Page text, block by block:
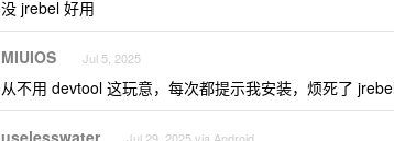
没 jrebel 好用
MIUIOS Jul 5, 2025
从不用 devtool 这玩意，每次都提示我安装，烦死了
uselesswater